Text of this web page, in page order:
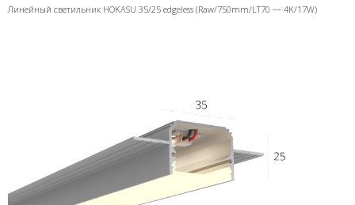
Линейный светильник HOKASU 35/25 edgeless (Raw/750mm/LT70 — 4K/17W)